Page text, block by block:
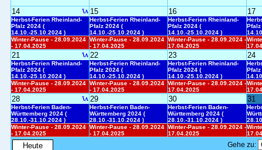
14
Herbst-Ferien Rheinland-
Pfalz 2024 (
14.10.-25.10.2024 )
Winter-Pause - 28.09.2024
- 17.04.2025
15
Herbst-Ferien Rheinland-
Pfalz 2024 (
14.10.-25.10.2024 )
Winter-Pause - 28.09.2024
- 17.04.2025
16
Herbst-Ferien Rheinland-
Pfalz 2024 (
14.10.-25.10.2024 )
Winter-Pause - 28.09.2024 -
17.04.2025
17
Pfalz
21
Herbst-Ferien Rheinland-
Pfalz 2024 (
14.10.-25.10.2024 )
Winter-Pause - 28.09.2024
- 17.04.2025
22
Herbst-Ferien Rheinland-
Pfalz 2024 (
14.10.-25.10.2024 )
Winter-Pause - 28.09.2024
- 17.04.2025
23
Herbst-Ferien Rheinland-
Pfalz 2024 (
14.10.-25.10.2024 )
Winter-Pause - 28.09.2024 -
17.04.2025
24
Pfalz
28
Herbst-Ferien Baden-
Württemberg 2024 (
28.10.-31.10.2024 )
Winter-Pause - 28.09.2024
- 17.04.2025
29
Herbst-Ferien Baden-
Württemberg 2024 (
28.10.-31.10.2024 )
Winter-Pause - 28.09.2024
- 17.04.2025
30
Herbst-Ferien Baden-
Württemberg 2024 (
28.10.-31.10.2024 )
Winter-Pause - 28.09.2024 -
17.04.2025
31
Heute
Gehe zu: